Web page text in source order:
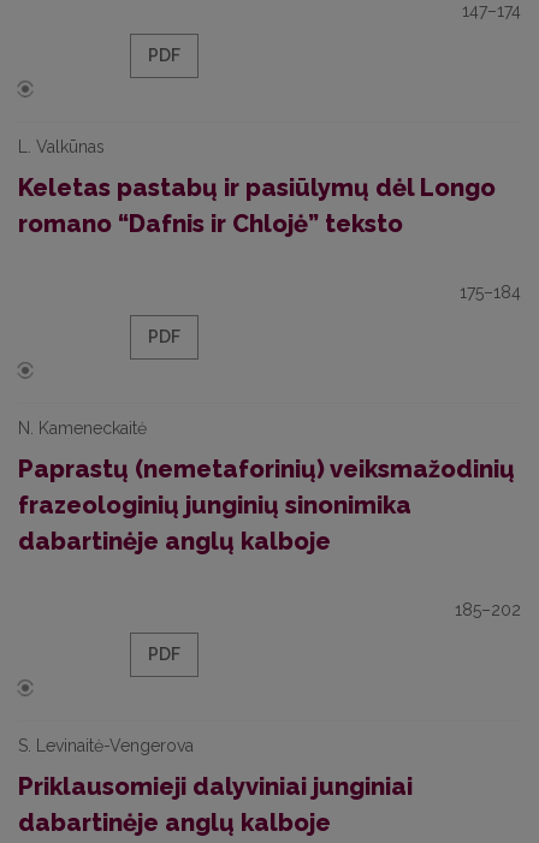
147–174
PDF
L. Valkūnas
Keletas pastabų ir pasiūlymų dėl Longo
romano “Dafnis ir Chlojė” teksto
175–184
PDF
N. Kameneckaitė
Paprastų (nemetaforinių) veiksmažodinių
frazeologinių junginių sinonimika
dabartinėje anglų kalboje
185–202
PDF
S. Levinaitė-Vengerova
Priklausomieji dalyviniai junginiai
dabartinėje anglų kalboje